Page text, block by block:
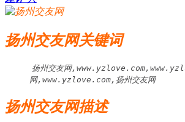
扬州交友网关键词
扬州交友网
网,www.yzlove.com,扬州交友网
扬州交友网描述